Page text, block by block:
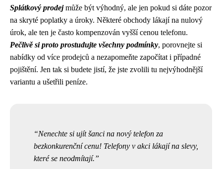
Splátkový prodejmůže být výhodný, ale jen pokud si dáte pozor
na skryté poplatky a úroky. Některé obchody lákají na nulový
úrok, ale ten je často kompenzován vyšší cenou telefonu.
Pečlivě si proto prostudujte všechny podmínky, porovnejte si
nabídky od více prodejců a nezapomeňte započítat i případné
pojištění. Jen tak si budete jistí, že jste zvolili tu nejvýhodnější
variantu a ušetřili peníze.
Nenechte si ujít šanci na nový telefon za
bezkonkurenční cenu! Telefony v akci lákají na slevy,
které se neodmítají.